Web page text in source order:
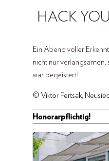
HACK
Ein Abend voller
nicht nur
war begeistert!
© Viktor Fertsak,
Honorarpflichtig!